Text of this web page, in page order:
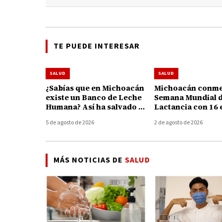
TE PUEDE INTERESAR
SALUD
¿Sabías que en Michoacán
existe un Banco de Leche
Humana? Así ha salvado y
bebés
5 de agosto de 2026
SALUD
Michoacán
Semana Mundial
Lactancia con 16
2 de agosto de 2026
MÁS NOTICIAS DE SALUD